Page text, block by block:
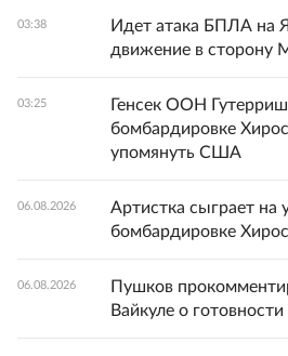
03:38
Идет атака БПЛА на
движение в сторону
03:25
Генсек ООН
бомбардировке
упомянуть США
06.08.2026
Артистка сыграет на
бомбардировке
06.08.2026
Пушков
Вайкуле о